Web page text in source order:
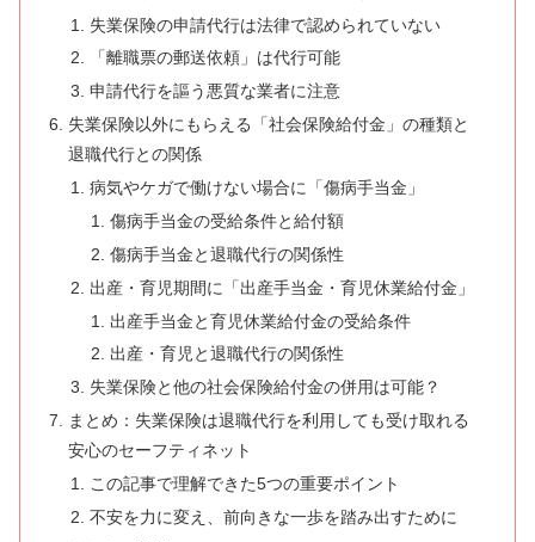
失業保険の申請代行は法律で認められていない
「離職票の郵送依頼」は代行可能
申請代行を謳う悪質な業者に注意
失業保険以外にもらえる「社会保険給付金」の種類と
退職代行との関係
病気やケガで働けない場合に「傷病手当金」
傷病手当金の受給条件と給付額
傷病手当金と退職代行の関係性
出産・育児期間に「出産手当金・育児休業給付金」
出産手当金と育児休業給付金の受給条件
出産・育児と退職代行の関係性
失業保険と他の社会保険給付金の併用は可能？
まとめ：失業保険は退職代行を利用しても受け取れる
安心のセーフティネット
この記事で理解できた5つの重要ポイント
不安を力に変え、前向きな一歩を踏み出すために